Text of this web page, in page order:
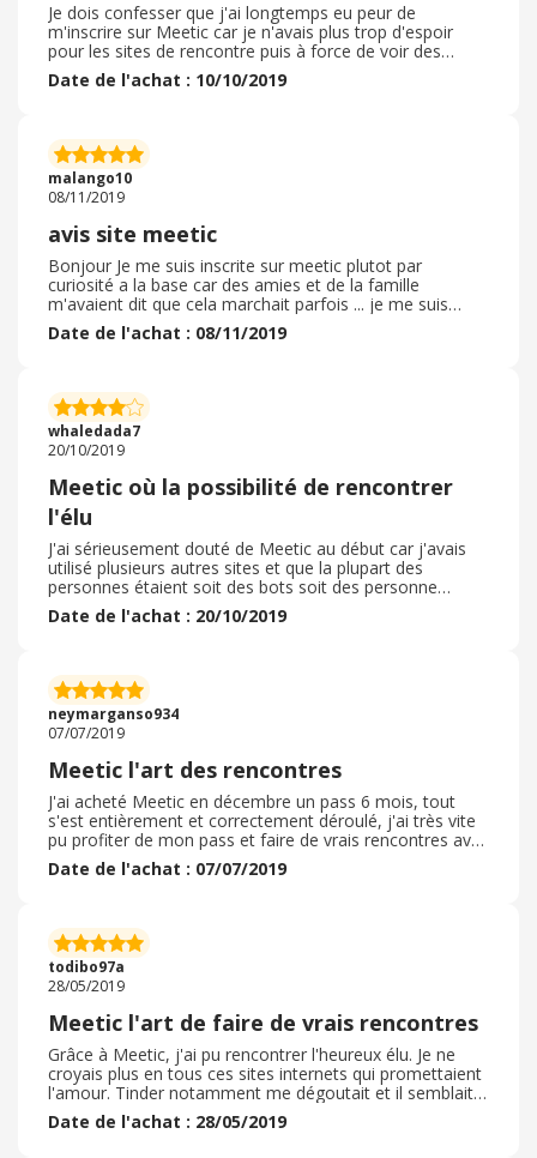
Je dois confesser que j'ai longtemps eu peur de
m'inscrire sur Meetic car je n'avais plus trop d'espoir
pour les sites de rencontre puis à force de voir des
publicités à la télévision, j'ai décidé de franchir le pas via
ebuyclub, j'ai enfin fait des rencontres sérieuses avec
notamment car le prix est relativement élevé pour les
hommes, les inscrits cherchent donc quelque chose de
vraiment sérieux et ne sont pas là pour s'amuser. Bref je
recommande surtout que le cashback avec ebuyclub est
vraiment top
Date de l'achat : 10/10/2019
malango10
08/11/2019
avis site meetic
Bonjour Je me suis inscrite sur meetic plutot par
curiosité a la base car des amies et de la famille
m'avaient dit que cela marchait parfois ... je me suis
donc lancée par hasard et a ma grande surprise j'y ai
rapidement fait une très belle rencontre a laquelle je ne
amour... il m'a contacté par mail le soir meme de mon
inscription ( et pourtant je n'avais pas mis de photo pour
tester le site) . Comme quoi cela n'arrive pas 'aux autres
alors pourquoi pas tenter?
Date de l'achat : 08/11/2019
whaledada7
20/10/2019
Meetic où la possibilité de rencontrer
l'élu
J'ai sérieusement douté de Meetic au début car j'avais
utilisé plusieurs autres sites et que la plupart des
personnes étaient soit des bots soit des personne
avides de sexe et rien de plus. Le fait que ce soit payant
m'a fait tenté ma chance avec beaucoup d'appréhension
ordinateur, une application existe et les rencontres sont
le plus souvent sérieuses et réelles. Il y a la possibilité de
choisir avec plusieurs critères et le prix n'est vraiment
pas cher !
Date de l'achat : 20/10/2019
neymarganso934
07/07/2019
Meetic l'art des rencontres
J'ai acheté Meetic en décembre un pass 6 mois, tout
s'est entièrement et correctement déroulé, j'ai très vite
pu profiter de mon pass et faire de vrais rencontres avec
des personnes sérieux. De plus il y a souvent des
évènements organisés pour favoriser des rencontres et
possibilité de trier et de chercher vraiment quelque de
sérieux avec une description complète de la personne au
préalable.
Date de l'achat : 07/07/2019
todibo97a
28/05/2019
Meetic l'art de faire de vrais rencontres
Grâce à Meetic, j'ai pu rencontrer l'heureux élu. Je ne
croyais plus en tous ces sites internets qui promettaient
l'amour. Tinder notamment me dégoutait et il semblait
impossible de faire des rencontres sérieux sur ce genre
de site puis à force d'entendre parler de Meetic, j'ai
Date de l'achat : 28/05/2019